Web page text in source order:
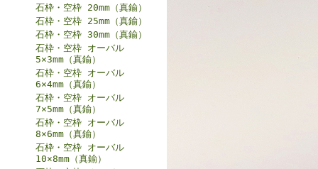
石枠・空枠 20mm（真鍮）
石枠・空枠 25mm（真鍮）
石枠・空枠 30mm（真鍮）
石枠・空枠 オーバル
5×3mm（真鍮）
石枠・空枠 オーバル
6×4mm（真鍮）
石枠・空枠 オーバル
7×5mm（真鍮）
石枠・空枠 オーバル
8×6mm（真鍮）
石枠・空枠 オーバル
10×8mm（真鍮）